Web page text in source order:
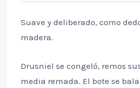
Suave y deliberado, como
madera.
Drusniel se congeló, remos
media remada. El bote se